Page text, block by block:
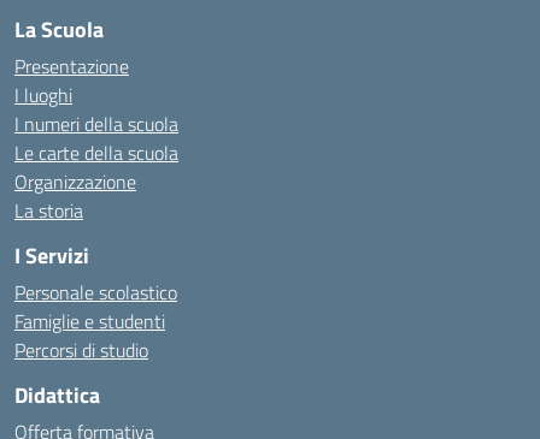
La Scuola
Presentazione
I luoghi
I numeri della scuola
Le carte della scuola
Organizzazione
La storia
I Servizi
Personale scolastico
Famiglie e studenti
Percorsi di studio
Didattica
Offerta formativa